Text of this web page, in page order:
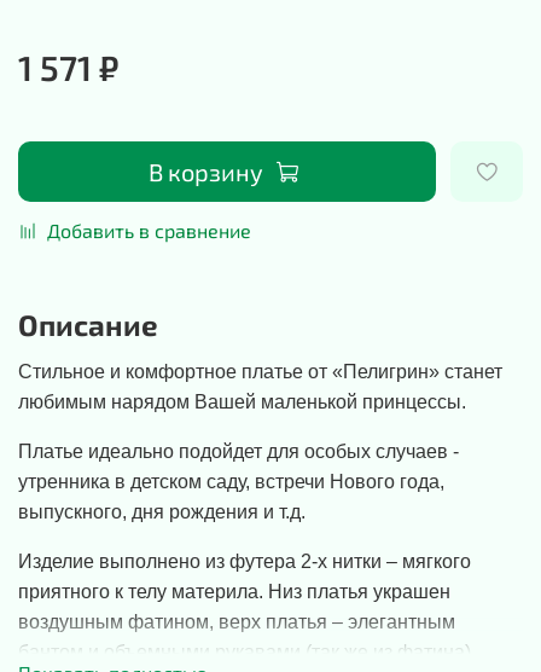
1 571 ₽
В корзину
Добавить в сравнение
Описание
Стильное и комфортное платье от «Пелигрин» станет
любимым нарядом Вашей маленькой принцессы.
Платье идеально подойдет для особых случаев -
утренника в детском саду, встречи Нового года,
выпускного, дня рождения и т.д.
Изделие выполнено из футера 2-х нитки – мягкого
приятного к телу материла. Низ платья украшен
воздушным фатином, верх платья – элегантным
бантом и объемными рукавами (так же из фатина).